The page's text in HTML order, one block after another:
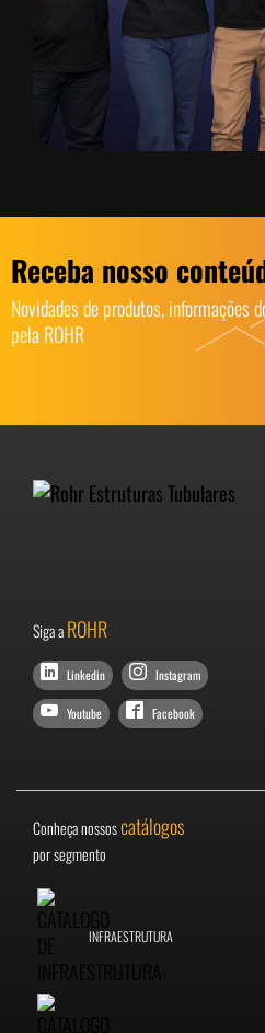
Receba nosso
Novidades de produtos, informações
pela ROHR
Siga aROHR
Linkedin Instagram
Youtube Facebook
Conheça nossoscatálogos
por segmento
INFRAESTRUTURA